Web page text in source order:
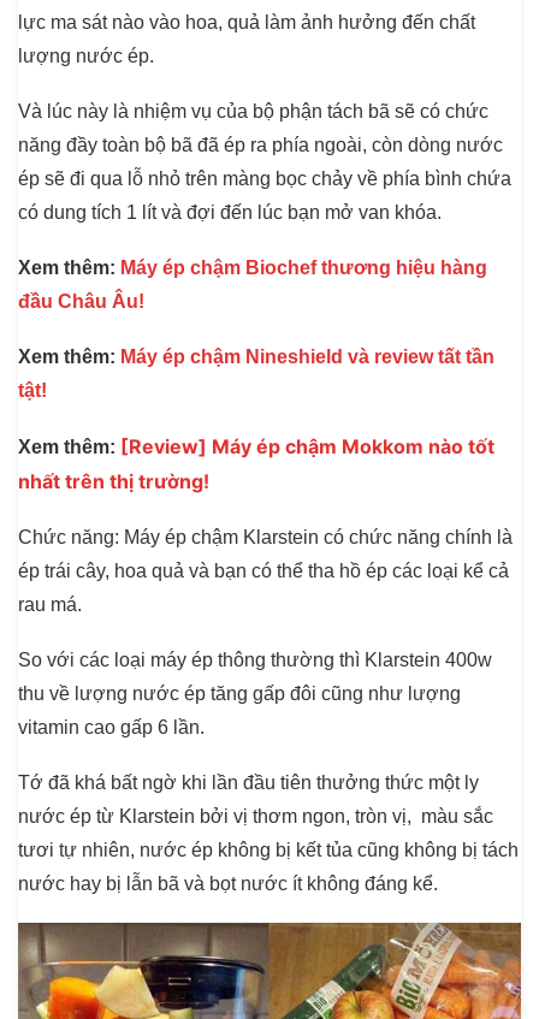
lực ma sát nào vào hoa, quả làm ảnh hưởng đến chất
lượng nước ép.
Và lúc này là nhiệm vụ của bộ phận tách bã sẽ có chức
năng đầy toàn bộ bã đã ép ra phía ngoài, còn dòng nước
ép sẽ đi qua lỗ nhỏ trên màng bọc chảy về phía bình chứa
có dung tích 1 lít và đợi đến lúc bạn mở van khóa.
Xem thêm: Máy ép chậm Biochef thương hiệu hàng
đầu Châu Âu!
Xem thêm: Máy ép chậm Nineshield và review tất tần
tật!
Xem thêm: [Review] Máy ép chậm Mokkom nào tốt
nhất trên thị trường!
Chức năng: Máy ép chậm Klarstein có chức năng chính là
ép trái cây, hoa quả và bạn có thể tha hồ ép các loại kể cả
rau má.
So với các loại máy ép thông thường thì Klarstein 400w
thu về lượng nước ép tăng gấp đôi cũng như lượng
vitamin cao gấp 6 lần.
Tớ đã khá bất ngờ khi lần đầu tiên thưởng thức một ly
nước ép từ Klarstein bởi vị thơm ngon, tròn vị, màu sắc
tươi tự nhiên, nước ép không bị kết tủa cũng không bị tách
nước hay bị lẫn bã và bọt nước ít không đáng kể.